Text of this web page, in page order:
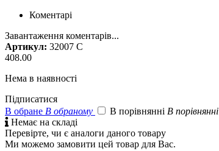
Коментарі
Завантаження коментарів...
Артикул: 32007 C
408.00
Нема в наявності
Підписатися
В обране В обраному В порівнянні В порівнянні
 Немає на складі
Перевірте, чи є аналоги даного товару
Ми можемо замовити цей товар для Вас.